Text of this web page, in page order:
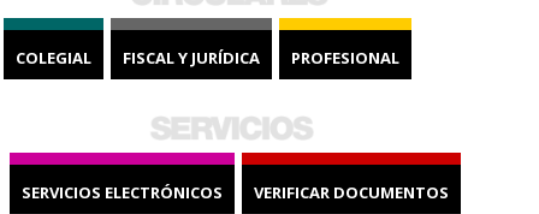
COLEGIAL FISCAL Y JURÍDICA PROFESIONAL
SERVICIOS ELECTRÓNICOS VERIFICAR DOCUMENTOS